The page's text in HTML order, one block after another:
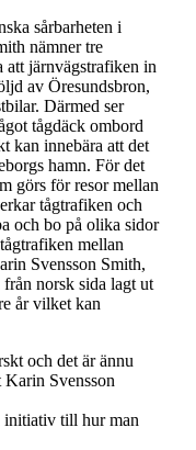
sårbarheten i
nämner tre
att järnvägstrafiken in
av Öresundsbron,
Därmed ser
tågdäck ombord
kan innebära att det
hamn. För det
görs för resor mellan
tågtrafiken och
och bo på olika sidor
mellan
Svensson Smith,
norsk sida lagt ut
år vilket kan
och det är ännu
Svensson
initiativ till hur man